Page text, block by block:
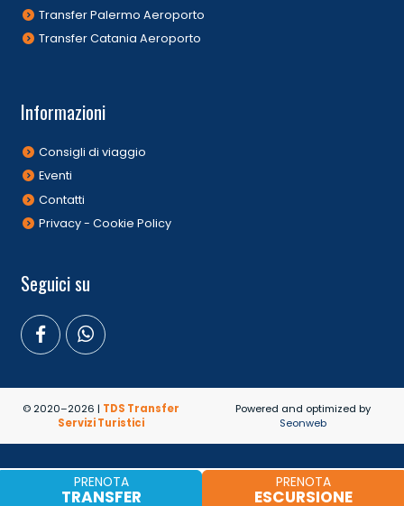
PRENOTA
TRANSFER
PRENOTA
ESCURSIONE
Transfer Palermo Aeroporto
Transfer Catania Aeroporto
Informazioni
Consigli di viaggio
Eventi
Contatti
Privacy - Cookie Policy
Seguici su
© 2020–2026 | TDS Transfer
Servizi Turistici
Powered and optimized by
Seonweb